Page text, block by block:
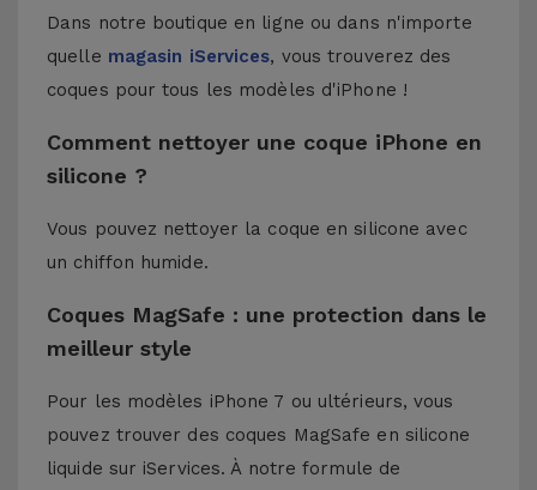
Dans notre boutique en ligne ou dans n'importe
quelle magasin iServices, vous trouverez des
coques pour tous les modèles d'iPhone !
Comment nettoyer une coque iPhone en
silicone ?
Vous pouvez nettoyer la coque en silicone avec
un chiffon humide.
Coques MagSafe : une protection dans le
meilleur style
Pour les modèles iPhone 7 ou ultérieurs, vous
pouvez trouver des coques MagSafe en silicone
liquide sur iServices. À notre formule de